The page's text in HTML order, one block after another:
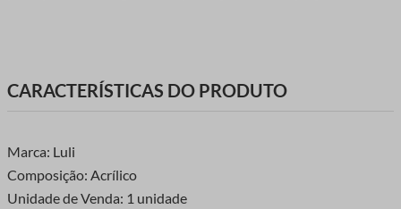
CARACTERÍSTICAS DO PRODUTO
Marca: Luli
Composição: Acrílico
Unidade de Venda: 1 unidade